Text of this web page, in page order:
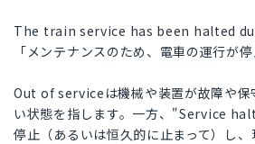
The train service has been halted
「メンテナンスのため、電車の運行が停
Out of serviceは機械や装置が故障や保
い状態を指します。一方、"Service
停止（あるいは恒久的に止まって）し